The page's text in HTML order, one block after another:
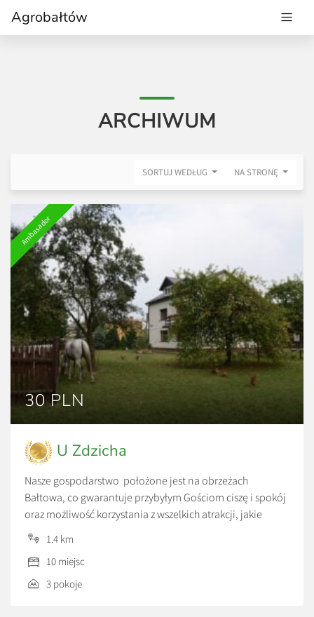
Agrobałtów
ARCHIWUM
SORTUJ WEDŁUG NA STRONĘ
Ambasador
30 PLN
U Zdzicha
Nasze gospodarstwo położone jest na obrzeżach
Bałtowa, co gwarantuje przybyłym Gościom ciszę i spokój
oraz możliwość korzystania z wszelkich atrakcji, jakie
oferuje Bałtów. Naprzeciw naszego gospodarstwa
znajduje się las pełen grzybów i jagód. Goście mają
możliwość wypocząć na łonie natury korzystając z
wytyczonych szlaków pieszych i rowerowych, jeżdżąc
1.4 km
10 miejsc
3 pokoje